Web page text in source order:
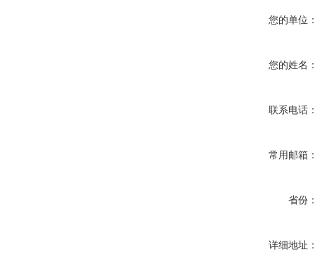
您的单位
您的姓名
联系电话
常用邮箱
省份
详细地址